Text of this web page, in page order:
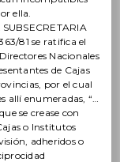
ella.
81 se ratifica el
Nacionales
de Cajas
por el cual
allí enumeradas, “…
se crease con
o Institutos
adheridos o